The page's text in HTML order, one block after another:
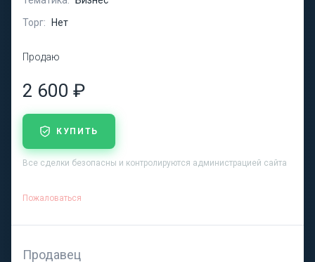
Торг:
Нет
Продаю
2 600 ₽
КУПИТЬ
Все сделки безопасны и контролируются администрацией сайта
Пожаловаться
Продавец